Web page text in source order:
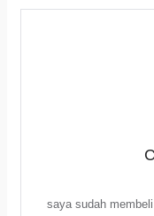
saya sudah